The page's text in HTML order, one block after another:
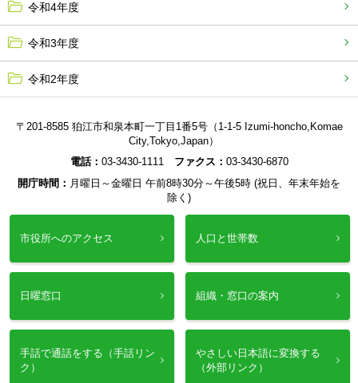
令和4年度
令和3年度
令和2年度
〒201-8585 狛江市和泉本町一丁目1番5号（1-1-5 Izumi-honcho,Komae
City,Tokyo,Japan）
電話： 03-3430-1111 ファクス： 03-3430-6870
開庁時間： 月曜日～金曜日 午前8時30分～午後5時 (祝日、年末年始を
除く)
市役所へのアクセス 人口と世帯数
日曜窓口 組織・窓口の案内
手話で通話をする（手話リン
ク）
やさしい日本語に変換する
（外部リンク）